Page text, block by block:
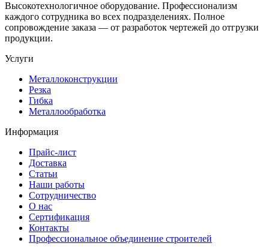
Высокотехнологичное оборудование. Профессионализм
каждого сотрудника во всех подразделениях. Полное
сопровождение заказа — от разработок чертежей до отгрузки
продукции.
Услуги
Металлоконструкции
Резка
Гибка
Металлообработка
Информация
Прайс-лист
Доставка
Статьи
Наши работы
Сотрудничество
О нас
Сертификация
Контакты
Профессиональное объединение строителей